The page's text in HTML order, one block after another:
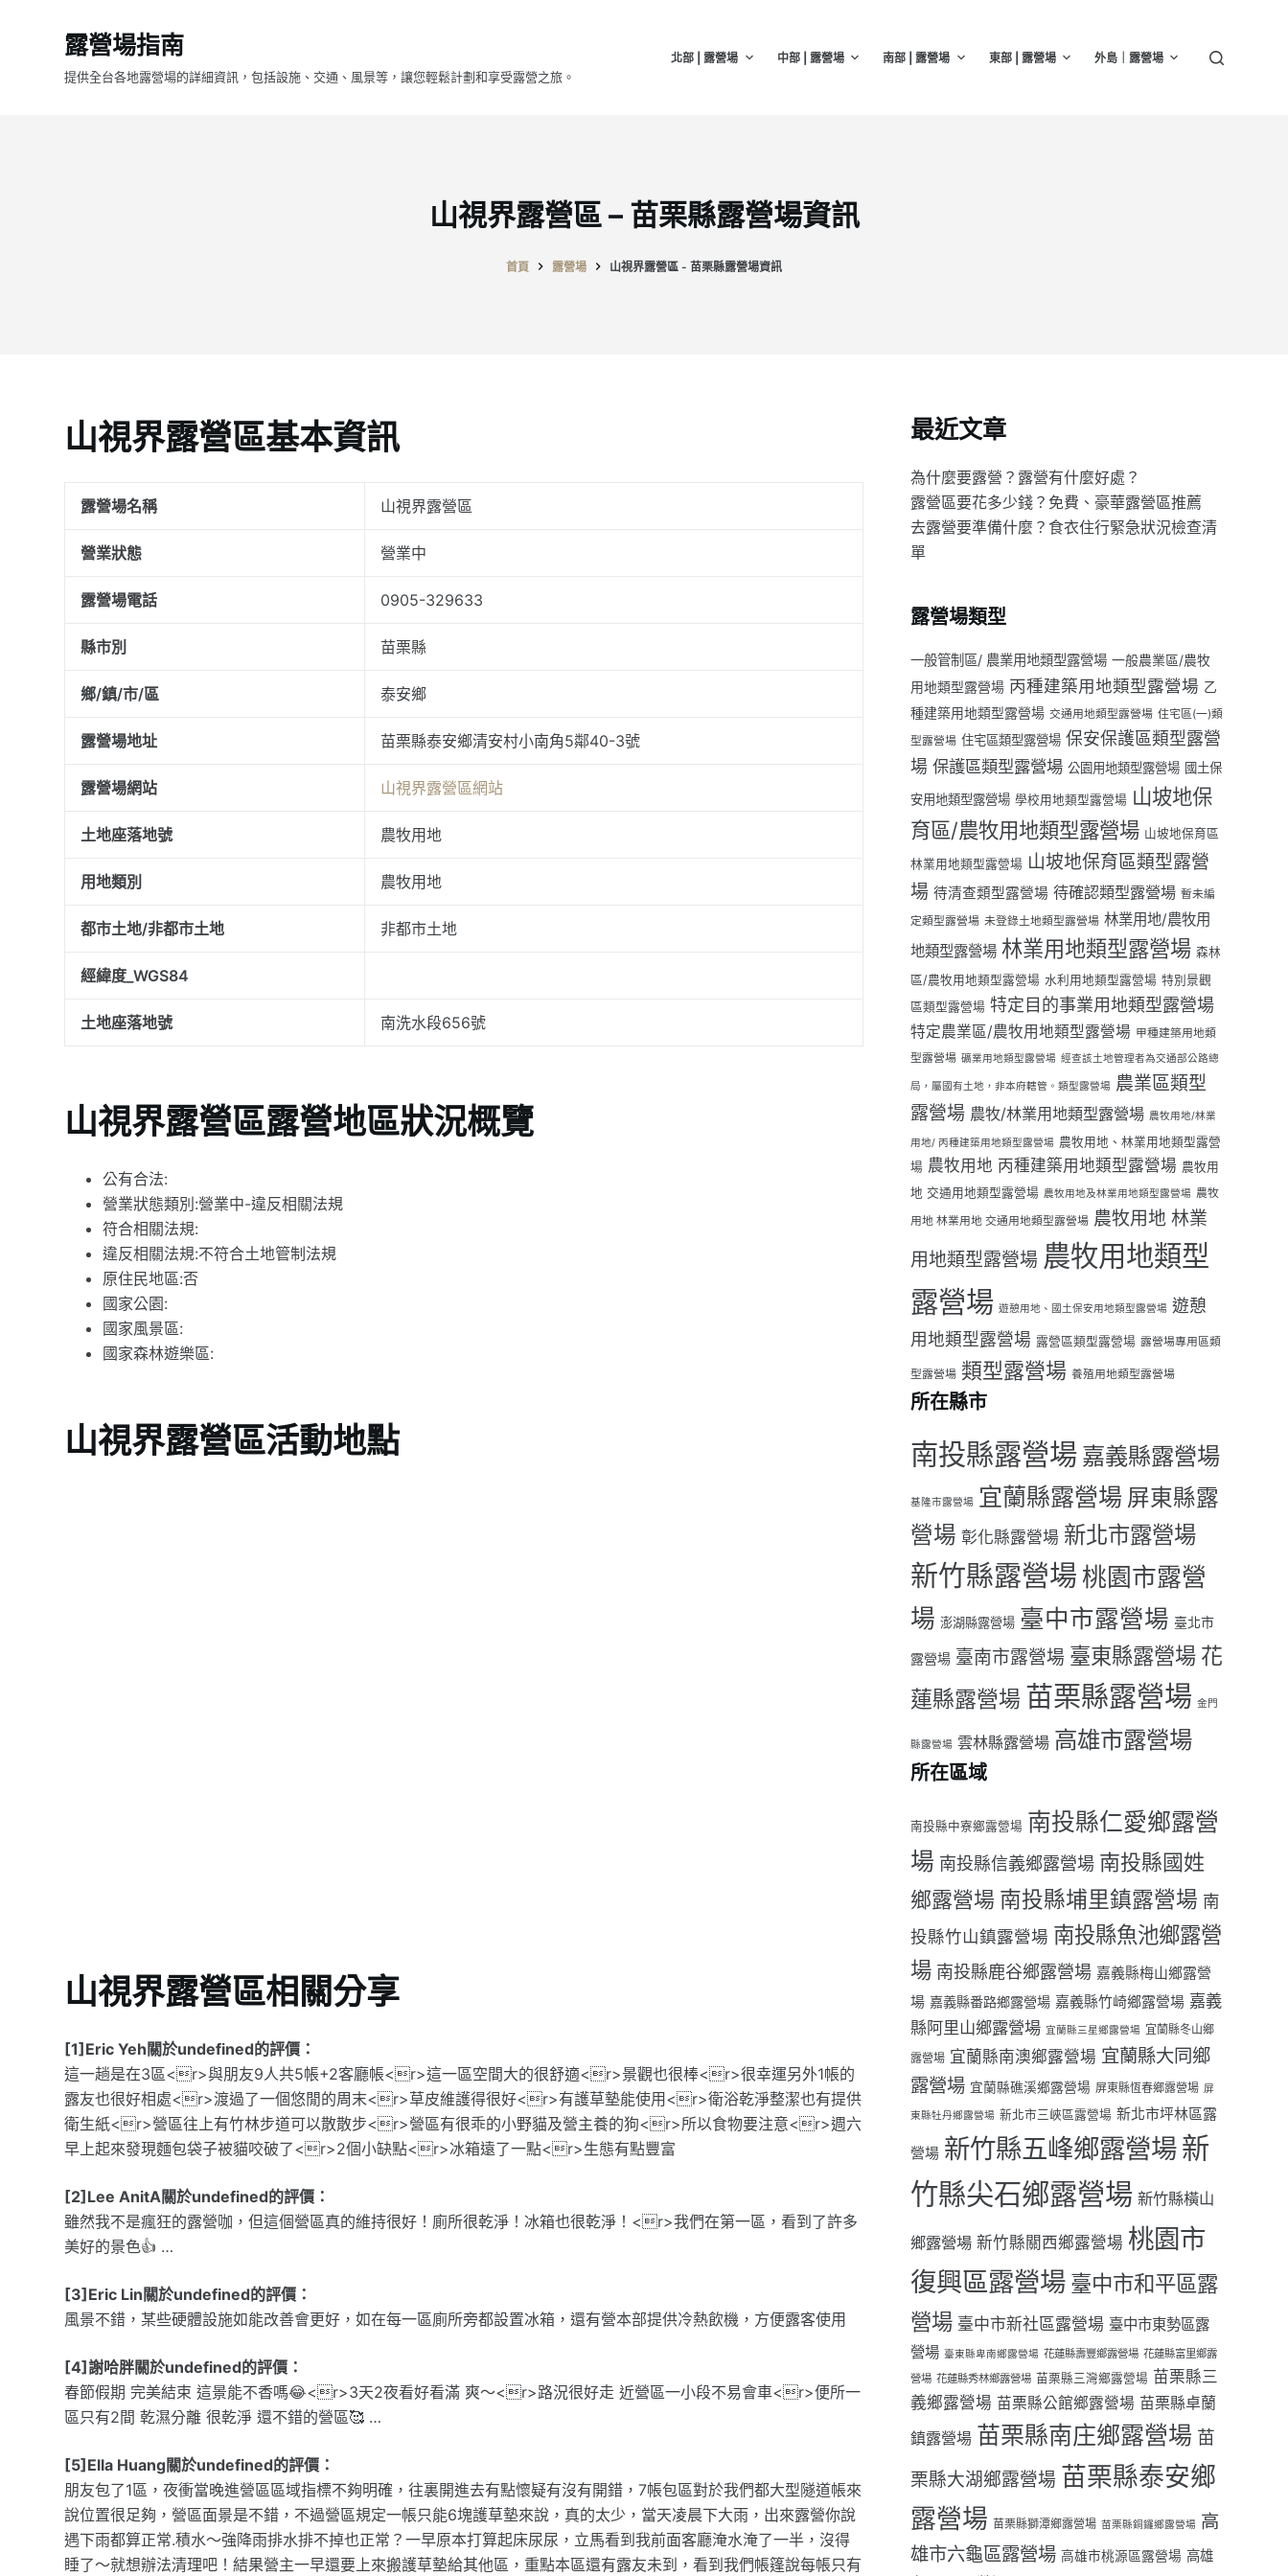
露營場指南
提供全台各地露營場的詳細資訊，包括設施、交通、風景等，讓您輕鬆計劃和享受露營之旅。
北部 | 露營場 中部 | 露營場 南部 | 露營場 東部 | 露營場 外島｜露營場
山視界露營區 – 苗栗縣露營場資訊
首頁 露營場 山視界露營區 - 苗栗縣露營場資訊
山視界露營區基本資訊
露營場名稱 山視界露營區
營業狀態 營業中
露營場電話 0905-329633
縣市別 苗栗縣
鄉/鎮/市/區 泰安鄉
露營場地址 苗栗縣泰安鄉清安村小南角5鄰40-3號
露營場網站 山視界露營區網站
土地座落地號 農牧用地
用地類別 農牧用地
都市土地/非都市土地 非都市土地
經緯度_WGS84
土地座落地號 南洗水段656號
山視界露營區露營地區狀況概覽
公有合法:
營業狀態類別:營業中-違反相關法規
符合相關法規:
違反相關法規:不符合土地管制法規
原住民地區:否
國家公園:
國家風景區:
國家森林遊樂區:
山視界露營區活動地點
山視界露營區相關分享
[1]Eric Yeh關於undefined的評價：
這一趟是在3區<r>與朋友9人共5帳+2客廳帳<r>這一區空間大的很舒適<r>景觀也很棒<r>很幸運另外1帳的
露友也很好相處<r>渡過了一個悠閒的周末<r>草皮維護得很好<r>有護草墊能使用<r>衛浴乾淨整潔也有提供
衛生紙<r>營區往上有竹林步道可以散散步<r>營區有很乖的小野貓及營主養的狗<r>所以食物要注意<r>週六
早上起來發現麵包袋子被貓咬破了<r>2個小缺點<r>冰箱遠了一點<r>生態有點豐富
[2]Lee AnitA關於undefined的評價：
雖然我不是瘋狂的露營咖，但這個營區真的維持很好！廁所很乾淨！冰箱也很乾淨！<r>我們在第一區，看到了許多
美好的景色👍 …
[3]Eric Lin關於undefined的評價：
風景不錯，某些硬體設施如能改善會更好，如在每一區廁所旁都設置冰箱，還有營本部提供冷熱飲機，方便露客使用
[4]謝哈胖關於undefined的評價：
春節假期 完美結束 這景能不香嗎😂<r>3天2夜看好看滿 爽～<r>路況很好走 近營區一小段不易會車<r>便所一
區只有2間 乾濕分離 很乾淨 還不錯的營區🥰 …
[5]Ella Huang關於undefined的評價：
朋友包了1區，夜衝當晚進營區區域指標不夠明確，往裏開進去有點懷疑有沒有開錯，7帳包區對於我們都大型隧道帳來
說位置很足夠，營區面景是不錯，不過營區規定一帳只能6塊護草墊來說，真的太少，當天凌晨下大雨，出來露營你說
遇下雨都算正常.積水～強降雨排水排不掉也正常？一早原本打算起床尿尿，立馬看到我前面客廳淹水淹了一半，沒得
睡了～就想辦法清理吧！結果營主一早還要上來搬護草墊給其他區，重點本區還有露友未到，看到我們帳篷說每帳只有
最近文章
為什麼要露營？露營有什麼好處？
露營區要花多少錢？免費、豪華露營區推薦
去露營要準備什麼？食衣住行緊急狀況檢查清
單
露營場類型
一般管制區/ 農業用地類型露營場 一般農業區/農牧
用地類型露營場 丙種建築用地類型露營場 乙
種建築用地類型露營場 交通用地類型露營場 住宅區(一)類
型露營場 住宅區類型露營場 保安保護區類型露營
場 保護區類型露營場 公園用地類型露營場 國土保
安用地類型露營場 學校用地類型露營場 山坡地保
育區/農牧用地類型露營場 山坡地保育區
林業用地類型露營場 山坡地保育區類型露營
場 待清查類型露營場 待確認類型露營場 暫未編
定類型露營場 未登錄土地類型露營場 林業用地/農牧用
地類型露營場 林業用地類型露營場 森林
區/農牧用地類型露營場 水利用地類型露營場 特別景觀
區類型露營場 特定目的事業用地類型露營場
特定農業區/農牧用地類型露營場 甲種建築用地類
型露營場 礦業用地類型露營場 經查該土地管理者為交通部公路總
局，屬國有土地，非本府轄管。類型露營場 農業區類型
露營場 農牧/林業用地類型露營場 農牧用地/林業
用地/ 丙種建築用地類型露營場 農牧用地、林業用地類型露營
場 農牧用地 丙種建築用地類型露營場 農牧用
地 交通用地類型露營場 農牧用地及林業用地類型露營場 農牧
用地 林業用地 交通用地類型露營場 農牧用地 林業
用地類型露營場 農牧用地類型
露營場 遊憩用地、國土保安用地類型露營場 遊憩
用地類型露營場 露營區類型露營場 露營場專用區類
型露營場 類型露營場 養殖用地類型露營場
所在縣市
南投縣露營場 嘉義縣露營場
基隆市露營場 宜蘭縣露營場 屏東縣露
營場 彰化縣露營場 新北市露營場
新竹縣露營場 桃園市露營
場 澎湖縣露營場 臺中市露營場 臺北市
露營場 臺南市露營場 臺東縣露營場 花
蓮縣露營場 苗栗縣露營場 金門
縣露營場 雲林縣露營場 高雄市露營場
所在區域
南投縣中寮鄉露營場 南投縣仁愛鄉露營
場 南投縣信義鄉露營場 南投縣國姓
鄉露營場 南投縣埔里鎮露營場 南
投縣竹山鎮露營場 南投縣魚池鄉露營
場 南投縣鹿谷鄉露營場 嘉義縣梅山鄉露營
場 嘉義縣番路鄉露營場 嘉義縣竹崎鄉露營場 嘉義
縣阿里山鄉露營場 宜蘭縣三星鄉露營場 宜蘭縣冬山鄉
露營場 宜蘭縣南澳鄉露營場 宜蘭縣大同鄉
露營場 宜蘭縣礁溪鄉露營場 屏東縣恆春鄉露營場 屏
東縣牡丹鄉露營場 新北市三峽區露營場 新北市坪林區露
營場 新竹縣五峰鄉露營場新
竹縣尖石鄉露營場 新竹縣橫山
鄉露營場 新竹縣關西鄉露營場 桃園市
復興區露營場 臺中市和平區露
營場 臺中市新社區露營場 臺中市東勢區露
營場 臺東縣卑南鄉露營場 花蓮縣壽豐鄉露營場 花蓮縣富里鄉露
營場 花蓮縣秀林鄉露營場 苗栗縣三灣鄉露營場 苗栗縣三
義鄉露營場 苗栗縣公館鄉露營場 苗栗縣卓蘭
鎮露營場 苗栗縣南庄鄉露營場 苗
栗縣大湖鄉露營場 苗栗縣泰安鄉
露營場 苗栗縣獅潭鄉露營場 苗栗縣銅鑼鄉露營場 高
雄市六龜區露營場 高雄市桃源區露營場 高雄